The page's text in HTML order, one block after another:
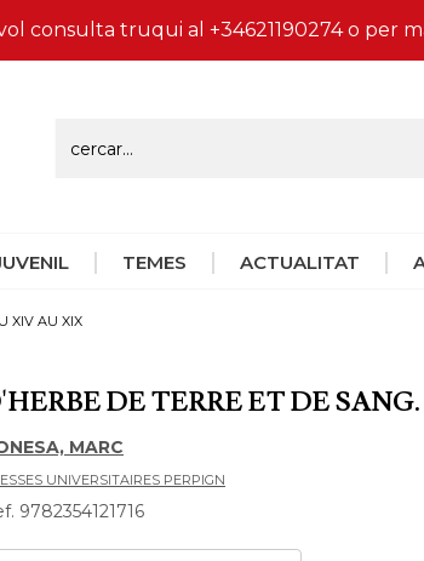
consulta truqui al +34621190274 o per
TEMES ACTUALITAT
XIV AU XIX
DE TERRE ET DE
MARC
UNIVERSITAIRES PERPIGN
9782354121716